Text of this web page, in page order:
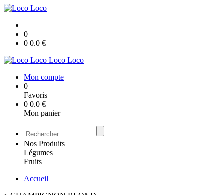
0
0 0.0 €
Loco Loco
Mon compte
0
Favoris
0 0.0 €
Mon panier
Nos Produits
Légumes
Fruits
Accueil